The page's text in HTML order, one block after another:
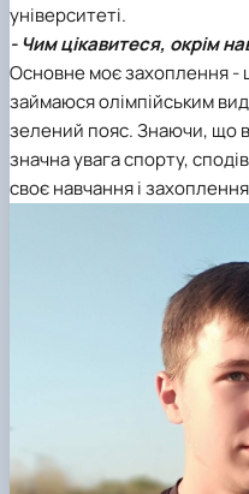
університеті.
- Чим цікавитеся, окрім
Основне моє захоплення -
займаюся олімпійським
зелений пояс. Знаючи, що в
значна увага спорту,
своє навчання і